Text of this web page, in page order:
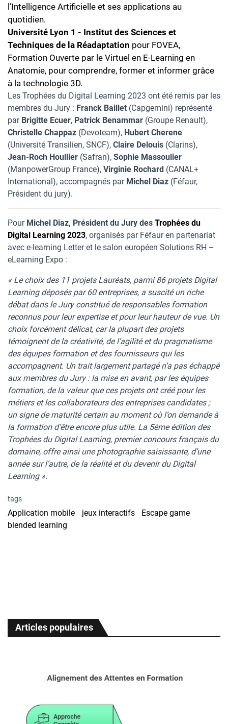
l’Intelligence Artificielle et ses applications au
quotidien.
Université Lyon 1 - Institut des Sciences et
Techniques de la Réadaptation pour FOVEA,
Formation Ouverte par le Virtuel en E-Learning en
Anatomie, pour comprendre, former et informer grâce
à la technologie 3D.
Les Trophées du Digital Learning 2023 ont été remis par les
membres du Jury : Franck Baillet (Capgemini) représenté
par Brigitte Ecuer, Patrick Benammar (Groupe Renault),
Christelle Chappaz (Devoteam), Hubert Cherene
(Université Transilien, SNCF), Claire Delouis (Clarins),
Jean-Roch Houllier (Safran), Sophie Massoulier
(ManpowerGroup France), Virginie Rochard (CANAL+
International), accompagnés par Michel Diaz (Féfaur,
Président du jury).
Pour Michel Diaz, Président du Jury des Trophées du
Digital Learning 2023, organisés par Féfaur en partenariat
avec e-learning Letter et le salon européen Solutions RH –
eLearning Expo :
« Le choix des 11 projets Lauréats, parmi 86 projets Digital
Learning déposés par 60 entreprises, a suscité un riche
débat dans le Jury constitué de responsables formation
reconnus pour leur expertise et pour leur hauteur de vue. Un
choix forcément délicat, car la plupart des projets
témoignent de la créativité, de l’agilité et du pragmatisme
des équipes formation et des fournisseurs qui les
accompagnent. Un trait largement partagé n’a pas échappé
aux membres du Jury : la mise en avant, par les équipes
formation, de la valeur que ces projets ont créé pour les
métiers et les collaborateurs des entreprises candidates ;
un signe de maturité certain au moment où l’on demande à
la formation d’être encore plus utile. La 5ème édition des
Trophées du Digital Learning, premier concours français du
domaine, offre ainsi une photographie saisissante, d’une
année sur l’autre, de la réalité et du devenir du Digital
Learning ».
tags
Application mobile jeux interactifs
Escape game
blended learning
Articles populaires